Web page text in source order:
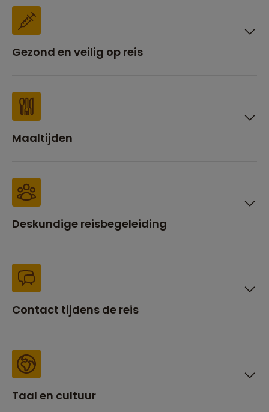
Gezond en veilig op reis
Maaltijden
Deskundige reisbegeleiding
Contact tijdens de reis
Taal en cultuur